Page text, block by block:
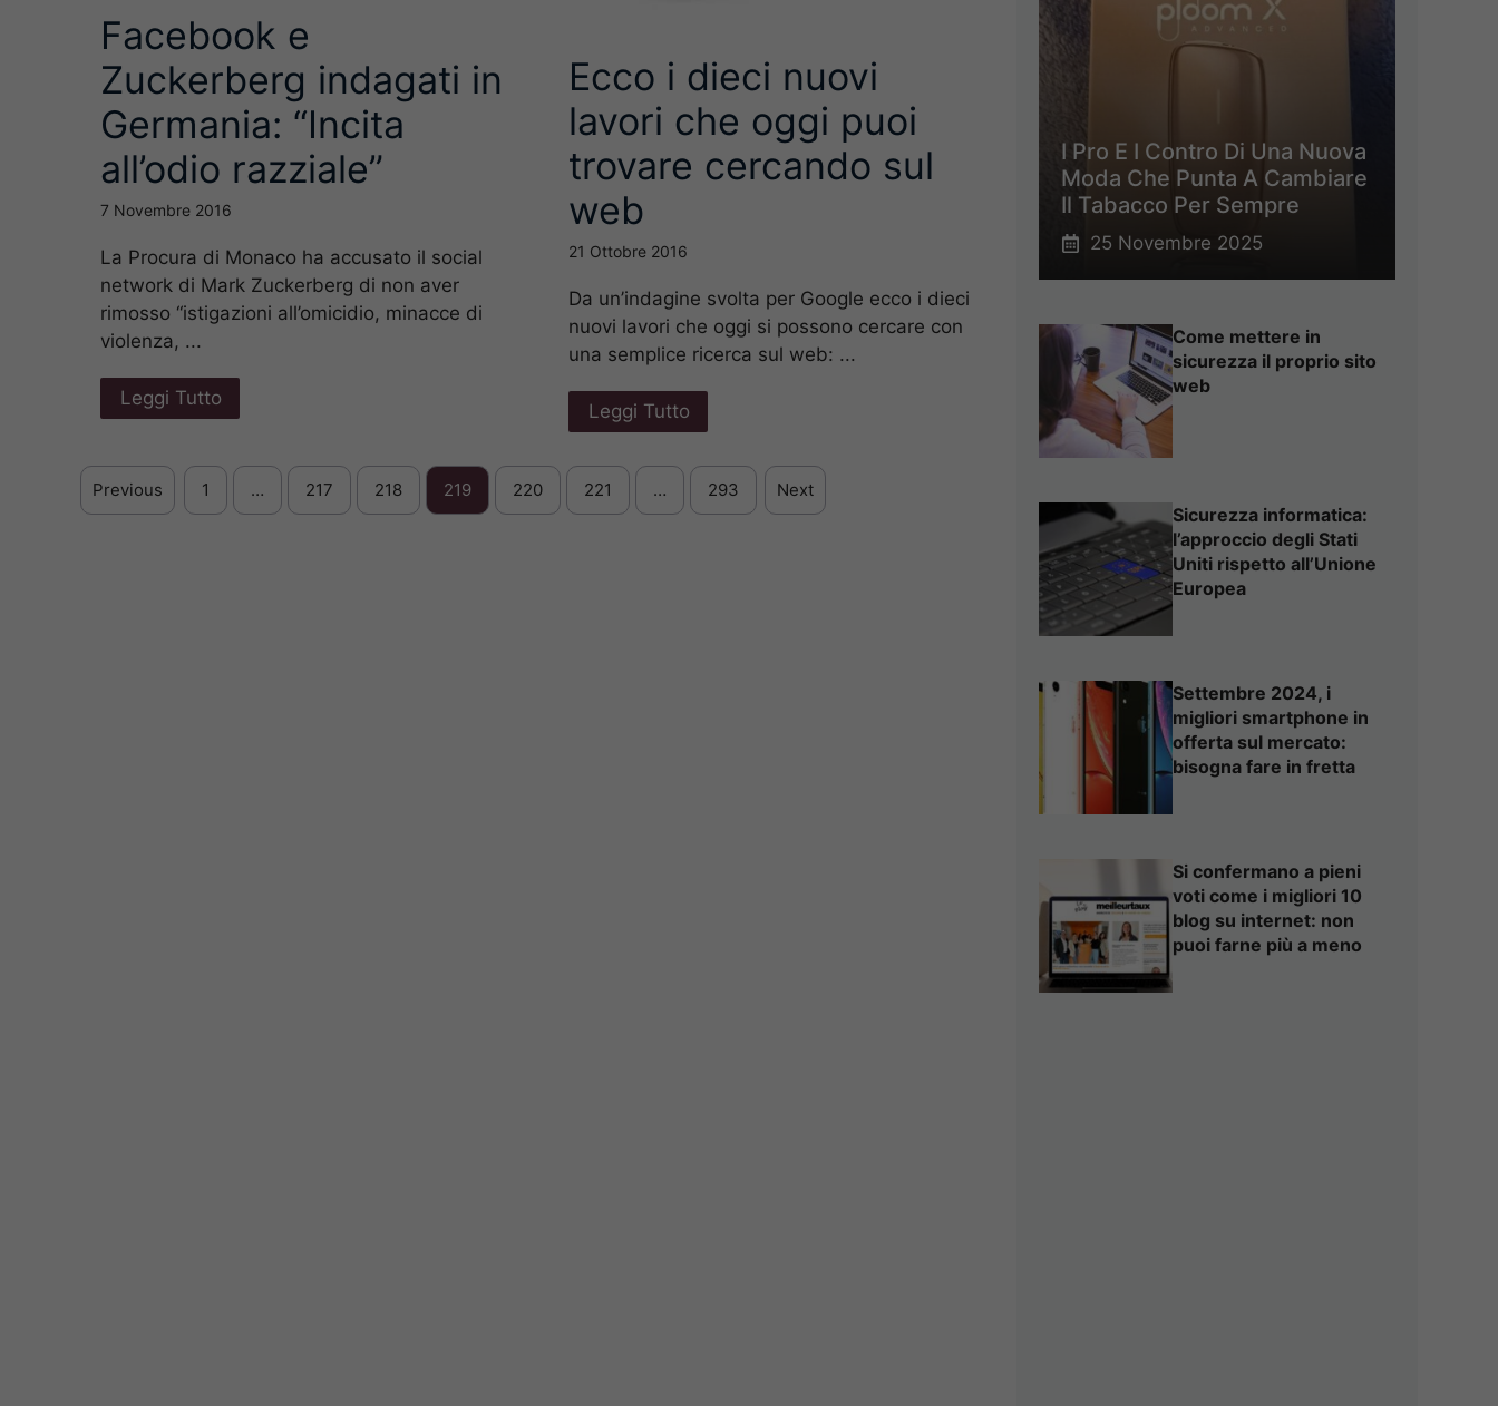
Facebook e
Zuckerberg indagati in
Germania: “Incita
all’odio razziale”
7 Novembre 2016
La Procura di Monaco ha accusato il social
network di Mark Zuckerberg di non aver
rimosso “istigazioni all’omicidio, minacce di
violenza, ...
Leggi Tutto
Ecco i dieci nuovi
lavori che oggi puoi
trovare cercando sul
web
21 Ottobre 2016
Da un’indagine svolta per Google ecco i dieci
nuovi lavori che oggi si possono cercare con
una semplice ricerca sul web: ...
Leggi Tutto
Previous 1 … 217 218 219 220 221 … 293 Next
I Pro E I Contro Di Una Nuova
Moda Che Punta A Cambiare
Il Tabacco Per Sempre
25 Novembre 2025
Come mettere in
sicurezza il proprio sito
web
Sicurezza informatica:
l’approccio degli Stati
Uniti rispetto all’Unione
Europea
Settembre 2024, i
migliori smartphone in
offerta sul mercato:
bisogna fare in fretta
Si confermano a pieni
voti come i migliori 10
blog su internet: non
puoi farne più a meno